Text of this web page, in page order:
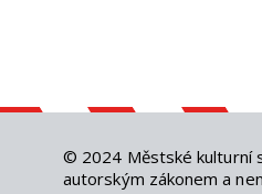
© 2024 Městské kulturní
autorským zákonem a